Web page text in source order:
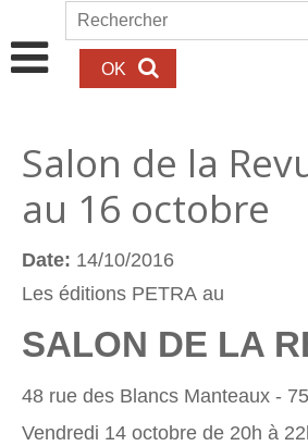
Aller au contenu principal
Formulaire de
Rechercher
Salon de la
au 16 octobre
Date: 14/10/2016
Les éditions PETRA au
SALON DE LA
48 rue des Blancs Manteaux -
Vendredi 14 octobre de 20h à